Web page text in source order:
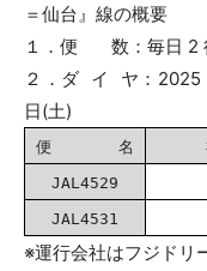
＝仙台』線の概要
１．便 数：毎日 2
２．ダ イ ヤ：2025
日(土)
便 名
JAL4529
JAL4531
※運行会社はフジドリ